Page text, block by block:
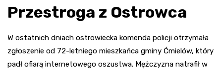
Przestroga z Ostrowca
W ostatnich dniach ostrowiecka komenda policji otrzymała
zgłoszenie od 72-letniego mieszkańca gminy Ćmielów, który
padł ofiarą internetowego oszustwa. Mężczyzna natrafił w